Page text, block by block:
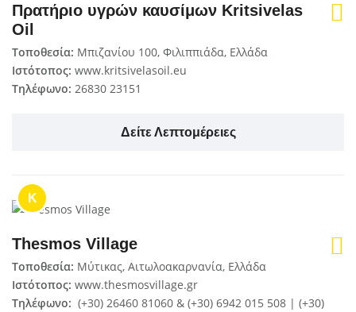
Πρατήριο υγρών καυσίμων Kritsivelas
Oil
Τοποθεσία: Μπιζανίου 100, Φιλιππιάδα, Ελλάδα
Ιστότοπος: www.kritsivelasoil.eu
Τηλέφωνο: 26830 23151
Δείτε Λεπτομέρειες
K
Thesmos Village
Τοποθεσία: Μύτικας, Αιτωλοακαρνανία, Ελλάδα
Ιστότοπος: www.thesmosvillage.gr
Τηλέφωνο: (+30) 26460 81060 & (+30) 6942 015 508 | (+30)